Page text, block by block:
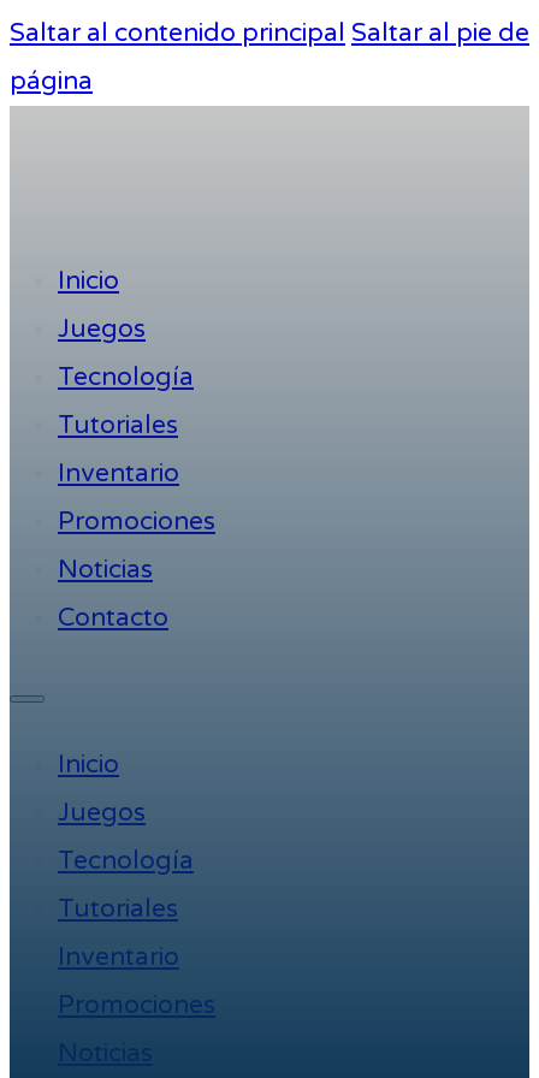
Saltar al contenido principal Saltar al pie de
página
Inicio
Juegos
Tecnología
Tutoriales
Inventario
Promociones
Noticias
Contacto
Inicio
Juegos
Tecnología
Tutoriales
Inventario
Promociones